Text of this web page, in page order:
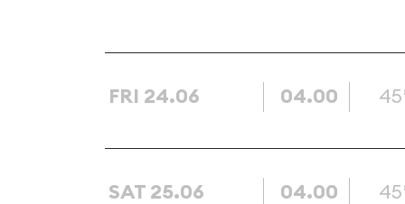
FRI 24.06 04.00
SAT 25.06 04.00